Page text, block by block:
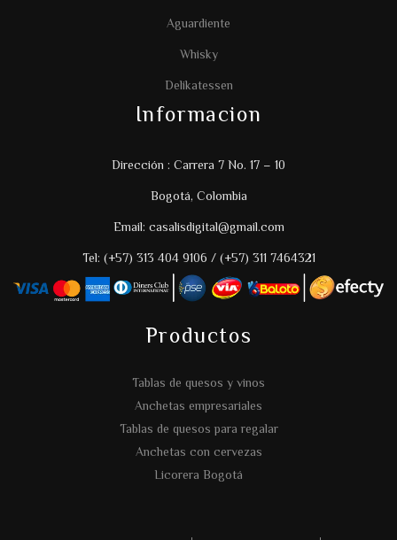
Aguardiente
Whisky
Delikatessen
Informacion
Dirección : Carrera 7 No. 17 – 10
Bogotá, Colombia
Email: casalisdigital@gmail.com
Tel: (+57) 313 404 9106 / (+57) 311 7464321
Productos
Tablas de quesos y vinos
Anchetas empresariales
Tablas de quesos para regalar
Anchetas con cervezas
Licorera Bogotá